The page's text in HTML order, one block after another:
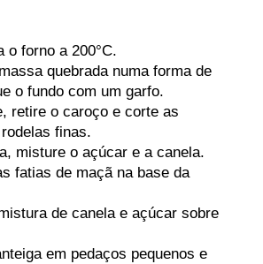
o forno a 200°C.
quebrada numa forma de
o fundo com um garfo.
retire o caroço e corte as
finas.
misture o açúcar e a canela.
fatias de maçã na base da
de canela e açúcar sobre
em pedaços pequenos e